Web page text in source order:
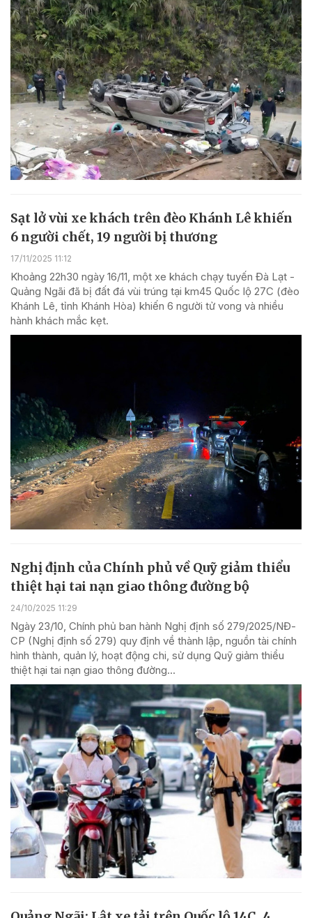
Sạt lở vùi xe khách trên đèo Khánh Lê khiến
6 người chết, 19 người bị thương
17/11/2025 11:12
Khoảng 22h30 ngày 16/11, một xe khách chạy tuyến Đà Lạt -
Quảng Ngãi đã bị đất đá vùi trúng tại km45 Quốc lộ 27C (đèo
Khánh Lê, tỉnh Khánh Hòa) khiến 6 người tử vong và nhiều
hành khách mắc kẹt.
Nghị định của Chính phủ về Quỹ giảm thiểu
thiệt hại tai nạn giao thông đường bộ
24/10/2025 11:29
Ngày 23/10, Chính phủ ban hành Nghị định số 279/2025/NĐ-
CP (Nghị định số 279) quy định về thành lập, nguồn tài chính
hình thành, quản lý, hoạt động chi, sử dụng Quỹ giảm thiểu
thiệt hại tai nạn giao thông đường...